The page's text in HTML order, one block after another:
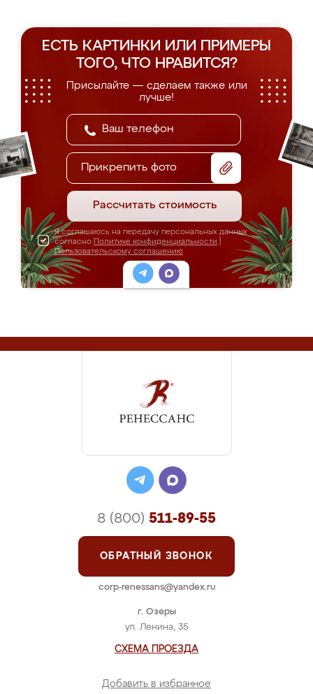
ЕСТЬ КАРТИНКИ ИЛИ ПРИМЕРЫ
ТОГО, ЧТО НРАВИТСЯ?
Присылайте — сделаем также или
лучше!
Прикрепить фото
Рассчитать стоимость
Я соглашаюсь на передачу персональных данных
согласно Политике конфиденциальности
Пользовательскому соглашению
г. Озеры
ул. Ленина, 35
СХЕМА ПРОЕЗДА
Добавить в избранное
8 (800) 511-89-55
ОБРАТНЫЙ ЗВОНОК
corp-renessans@yandex.ru